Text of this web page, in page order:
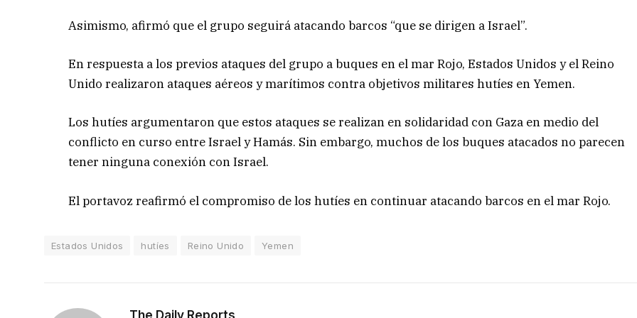
Asimismo, afirmó que el grupo seguirá atacando barcos “que se dirigen a Israel”.
En respuesta a los previos ataques del grupo a buques en el mar Rojo, Estados Unidos y el Reino
Unido realizaron ataques aéreos y marítimos contra objetivos militares hutíes en Yemen.
Los hutíes argumentaron que estos ataques se realizan en solidaridad con Gaza en medio del
conflicto en curso entre Israel y Hamás. Sin embargo, muchos de los buques atacados no parecen
tener ninguna conexión con Israel.
El portavoz reafirmó el compromiso de los hutíes en continuar atacando barcos en el mar Rojo.
Estados Unidos hutíes Reino Unido Yemen
The Daily Reports